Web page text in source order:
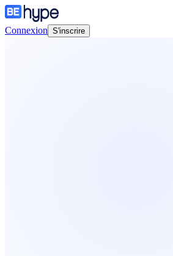
Connexion S'inscrire